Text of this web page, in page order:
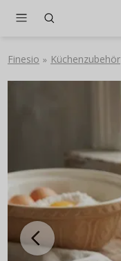
Finesio » Küchenzubehör